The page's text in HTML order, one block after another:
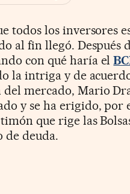
todos los inversores
al fin llegó. Después
con qué haría el
la intriga y de
del mercado, Mario
y se ha erigido, por
que rige las
de deuda.